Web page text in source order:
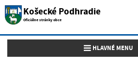
Košecké Podhradie
Oficiálne stránky obce
Toggle navigation
HLAVNÉ MENU